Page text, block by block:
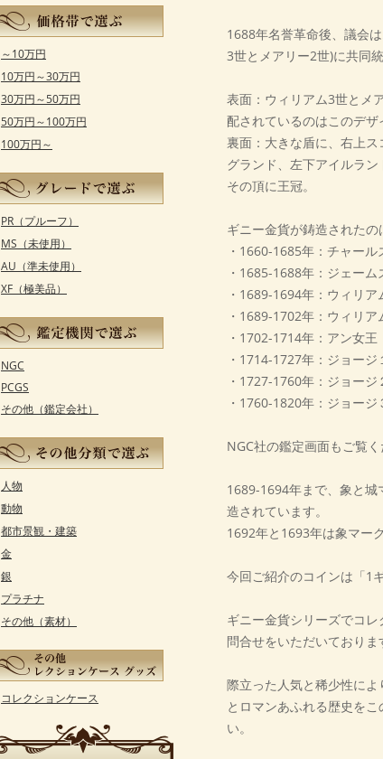
1688年名誉革命後、議会
3世とメアリー2世)に共同
表面：ウィリアム3世とメ
配されているのはこのデザ
裏面：大きな盾に、右上
グランド、左下アイルラン
その頂に王冠。
ギニー金貨が鋳造されたの
・1660-1685年：チャール
・1685-1688年：ジェーム
・1689-1694年：ウィリ
・1689-1702年：ウィリア
・1702-1714年：アン女王
・1714-1727年：ジョージ
・1727-1760年：ジョージ
・1760-1820年：ジョージ
NGC社の鑑定画面もご覧く
1689-1694年まで、象と城
造されています。
1692年と1693年は象マー
今回ご紹介のコインは「1
ギニー金貨シリーズでコ
問合せをいただいておりま
際立った人気と稀少性に
とロマンあふれる歴史を
い。
～10万円
10万円～30万円
30万円～50万円
50万円～100万円
100万円～
PR（プルーフ）
MS（未使用）
AU（準未使用）
XF（極美品）
NGC
PCGS
その他（鑑定会社）
人物
動物
都市景観・建築
金
銀
プラチナ
その他（素材）
コレクションケース